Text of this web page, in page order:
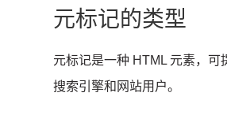
元标记的类型
元标记是一种 HTML 元素，可
搜索引擎和网站用户。